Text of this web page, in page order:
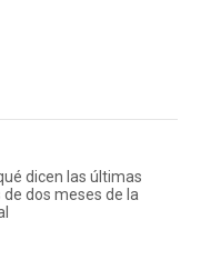
dicen las últimas
dos meses de la